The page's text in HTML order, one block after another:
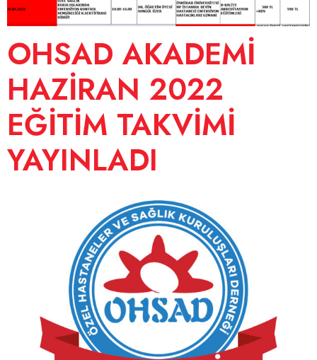
OHSAD AKADEMİ
HAZİRAN 2022
EĞİTİM TAKVİMİ
YAYINLADI